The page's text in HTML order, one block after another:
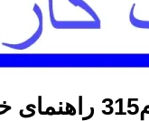
راهنمای